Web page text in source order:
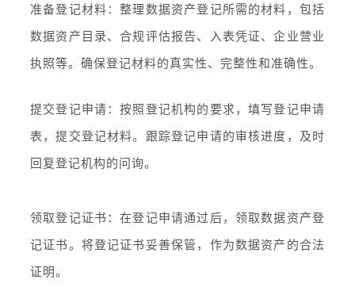
准备登记材料：整理数据资产登记所需的材料，包括
数据资产目录、合规评估报告、入表凭证、企业营业
执照等。确保登记材料的真实性、完整性和准确性。
提交登记申请：按照登记机构的要求，填写登记申请
表，提交登记材料。跟踪登记申请的审核进度，及时
回复登记机构的问询。
领取登记证书：在登记申请通过后，领取数据资产登
记证书。将登记证书妥善保管，作为数据资产的合法
证明。